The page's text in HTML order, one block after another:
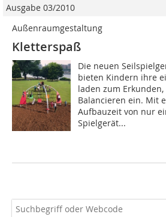
Ausgabe 03/2010
Außenraumgestaltung
Kletterspaß
Die neuen
bieten Kindern ihre
laden zum
Balancieren ein. Mit
Aufbauzeit von nur
Spielgerät...